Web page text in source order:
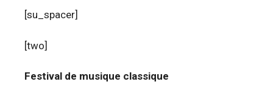
[su_spacer]
[two]
Festival de musique classique